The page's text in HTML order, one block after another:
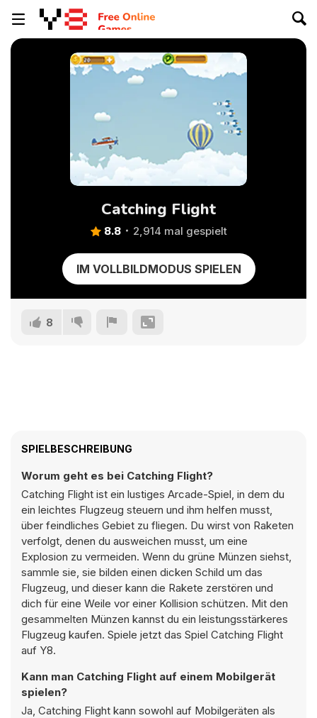
Catching Flight
8.8 2,914 mal gespielt
IM VOLLBILDMODUS SPIELEN
8
SPIELBESCHREIBUNG
Worum geht es bei Catching Flight?
Catching Flight ist ein lustiges Arcade-Spiel, in dem du
ein leichtes Flugzeug steuern und ihm helfen musst,
über feindliches Gebiet zu fliegen. Du wirst von Raketen
verfolgt, denen du ausweichen musst, um eine
Explosion zu vermeiden. Wenn du grüne Münzen siehst,
sammle sie, sie bilden einen dicken Schild um das
Flugzeug, und dieser kann die Rakete zerstören und
dich für eine Weile vor einer Kollision schützen. Mit den
gesammelten Münzen kannst du ein leistungsstärkeres
Flugzeug kaufen. Spiele jetzt das Spiel Catching Flight
auf Y8.
Kann man Catching Flight auf einem Mobilgerät
spielen?
Ja, Catching Flight kann sowohl auf Mobilgeräten als